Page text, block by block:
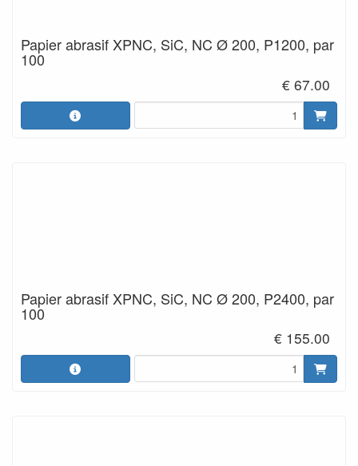
Papier abrasif XPNC, SiC, NC Ø 200, P1200, par
100
€ 67.00
Papier abrasif XPNC, SiC, NC Ø 200, P2400, par
100
€ 155.00